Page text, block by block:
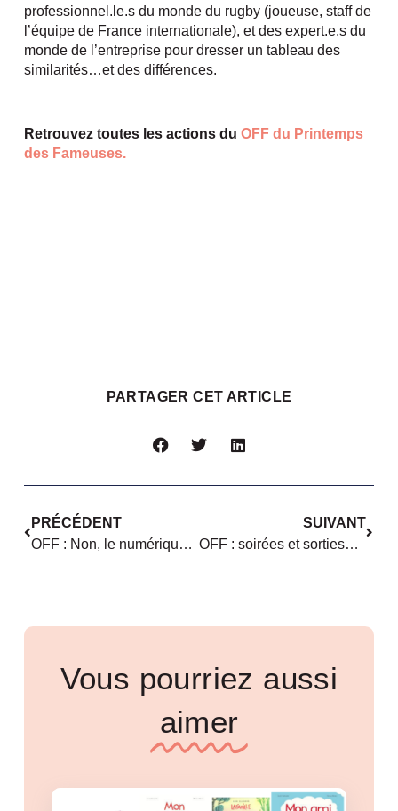
professionnel.le.s du monde du rugby (joueuse, staff de
l’équipe de France internationale), et des expert.e.s du
monde de l’entreprise pour dresser un tableau des
similarités…et des différences.
Retrouvez toutes les actions du OFF du Printemps
des Fameuses.
PARTAGER CET ARTICLE
PRÉCÉDENT
OFF : Non, le numérique n’est pas réservé aux hommes !
SUIVANT
OFF : soirées et sorties… sous le signe de l’égalité FH
Vous pourriez aussi
aimer